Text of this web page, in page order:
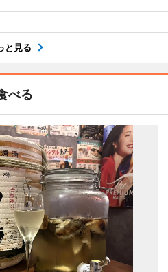
と見る
べる